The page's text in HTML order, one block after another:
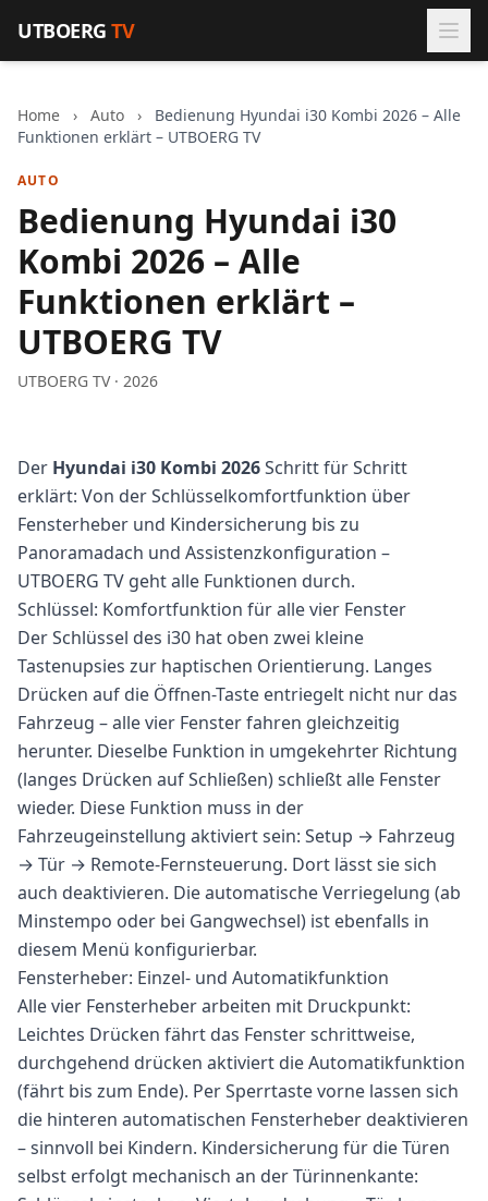
UTBOERGTV
Home › Auto ›
Bedienung Hyundai i30 Kombi 2026 – Alle
Funktionen erklärt – UTBOERG TV
AUTO
Bedienung Hyundai i30
Kombi 2026 – Alle
Funktionen erklärt –
UTBOERG TV
UTBOERG TV · 2026
Der Hyundai i30 Kombi 2026Schritt für Schritt
erklärt: Von der Schlüsselkomfortfunktion über
Fensterheber und Kindersicherung bis zu
Panoramadach und Assistenzkonfiguration –
UTBOERG TV geht alle Funktionen durch.
Schlüssel: Komfortfunktion für alle vier Fenster
Der Schlüssel des i30 hat oben zwei kleine
Tastenupsies zur haptischen Orientierung. Langes
Drücken auf die Öffnen-Taste entriegelt nicht nur das
Fahrzeug – alle vier Fenster fahren gleichzeitig
herunter. Dieselbe Funktion in umgekehrter Richtung
(langes Drücken auf Schließen) schließt alle Fenster
wieder. Diese Funktion muss in der
Fahrzeugeinstellung aktiviert sein: Setup → Fahrzeug
→ Tür → Remote-Fernsteuerung. Dort lässt sie sich
auch deaktivieren. Die automatische Verriegelung (ab
Minstempo oder bei Gangwechsel) ist ebenfalls in
diesem Menü konfigurierbar.
Fensterheber: Einzel- und Automatikfunktion
Alle vier Fensterheber arbeiten mit Druckpunkt:
Leichtes Drücken fährt das Fenster schrittweise,
durchgehend drücken aktiviert die Automatikfunktion
(fährt bis zum Ende). Per Sperrtaste vorne lassen sich
die hinteren automatischen Fensterheber deaktivieren
– sinnvoll bei Kindern. Kindersicherung für die Türen
selbst erfolgt mechanisch an der Türinnenkante: